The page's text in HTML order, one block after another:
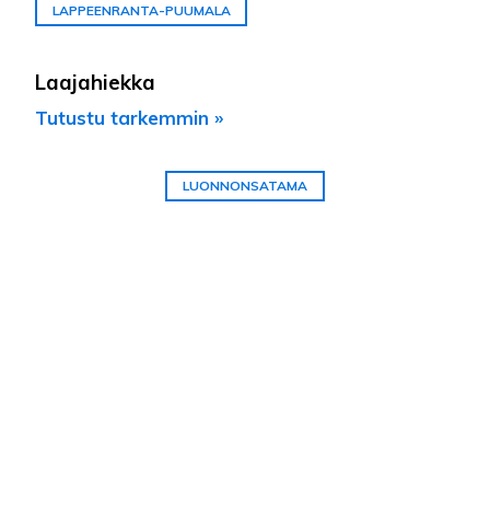
LAPPEENRANTA-PUUMALA
Laajahiekka
Tutustu tarkemmin »
LUONNONSATAMA